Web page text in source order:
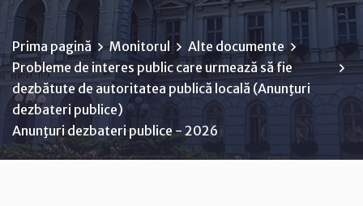
Prima pagină Monitorul
Alte documente
Probleme de interes public care urmează să fie
dezbătute de autoritatea publică locală (Anunţuri
dezbateri publice)
Anunţuri dezbateri publice - 2026